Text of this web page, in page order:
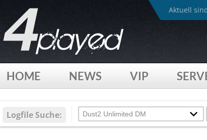
Aktuell
HOME NEWS VIP
Logfile Suche: